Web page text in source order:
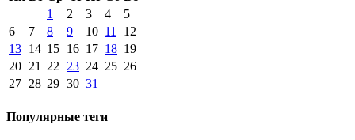
1
2 3 4
5
6
7 8 9 10 11
12
13 14 15 16 17 18 19
20 21 22 23 24 25 26
27 28 29 30 31
Популярные теги